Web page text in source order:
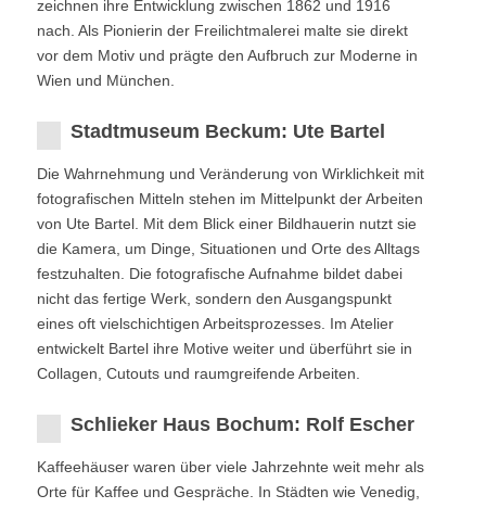
zeichnen ihre Entwicklung zwischen 1862 und 1916
nach. Als Pionierin der Freilichtmalerei malte sie direkt
vor dem Motiv und prägte den Aufbruch zur Moderne in
Wien und München.
Stadtmuseum Beckum: Ute Bartel
Die Wahrnehmung und Veränderung von Wirklichkeit mit
fotografischen Mitteln stehen im Mittelpunkt der Arbeiten
von Ute Bartel. Mit dem Blick einer Bildhauerin nutzt sie
die Kamera, um Dinge, Situationen und Orte des Alltags
festzuhalten. Die fotografische Aufnahme bildet dabei
nicht das fertige Werk, sondern den Ausgangspunkt
eines oft vielschichtigen Arbeitsprozesses. Im Atelier
entwickelt Bartel ihre Motive weiter und überführt sie in
Collagen, Cutouts und raumgreifende Arbeiten.
Schlieker Haus Bochum: Rolf Escher
Kaffeehäuser waren über viele Jahrzehnte weit mehr als
Orte für Kaffee und Gespräche. In Städten wie Venedig,